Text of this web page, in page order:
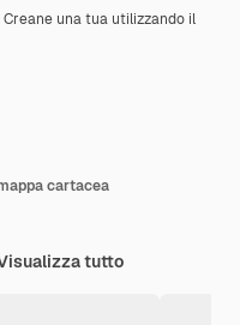
Creane una tua utilizzando il
cartacea
tutto